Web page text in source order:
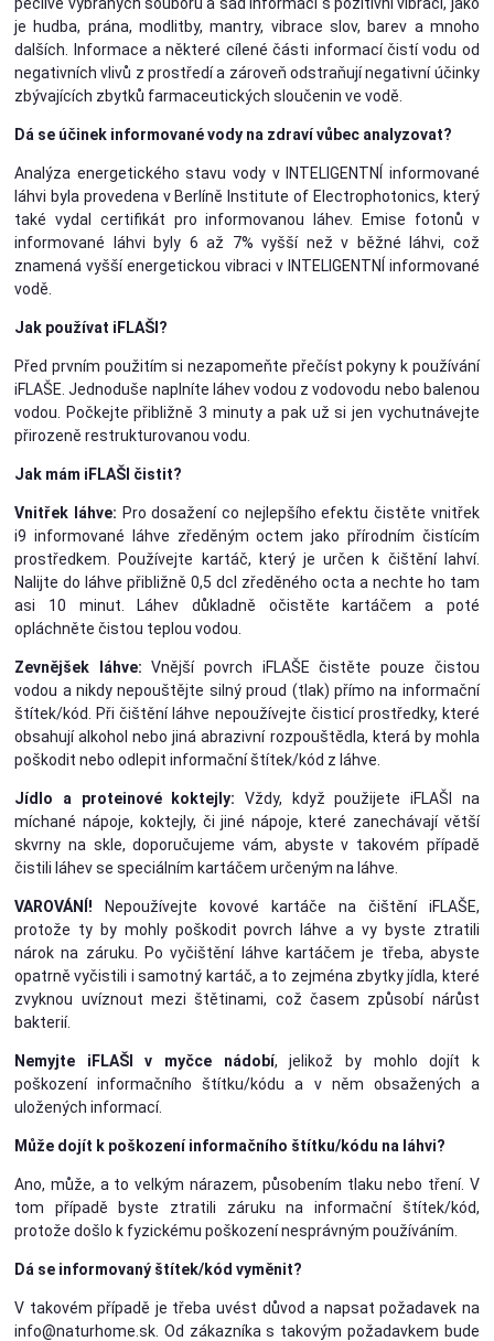
je hudba, prána, modlitby, mantry, vibrace slov, barev a mnoho
dalších. Informace a některé cílené části informací čistí vodu od
negativních vlivů z prostředí a zároveň odstraňují negativní účinky
zbývajících zbytků farmaceutických sloučenin ve vodě.
Dá se účinek informované vody na zdraví vůbec analyzovat?
Analýza energetického stavu vody v INTELIGENTNÍ informované
láhvi byla provedena v Berlíně Institute of Electrophotonics, který
také vydal certifikát pro informovanou láhev. Emise fotonů v
informované láhvi byly 6 až 7% vyšší než v běžné láhvi, což
znamená vyšší energetickou vibraci v INTELIGENTNÍ informované
vodě.
Jak používat iFLAŠI?
Před prvním použitím si nezapomeňte přečíst pokyny k používání
iFLAŠE. Jednoduše naplníte láhev vodou z vodovodu nebo balenou
vodou. Počkejte přibližně 3 minuty a pak už si jen vychutnávejte
přirozeně restrukturovanou vodu.
Jak mám iFLAŠI čistit?
Vnitřek láhve: Pro dosažení co nejlepšího efektu čistěte vnitřek
i9 informované láhve zředěným octem jako přírodním čistícím
prostředkem. Používejte kartáč, který je určen k čištění lahví.
Nalijte do láhve přibližně 0,5 dcl zředěného octa a nechte ho tam
asi 10 minut. Láhev důkladně očistěte kartáčem a poté
opláchněte čistou teplou vodou.
Zevnějšek láhve: Vnější povrch iFLAŠE čistěte pouze čistou
vodou a nikdy nepouštějte silný proud (tlak) přímo na informační
štítek/kód. Při čištění láhve nepoužívejte čisticí prostředky, které
obsahují alkohol nebo jiná abrazivní rozpouštědla, která by mohla
poškodit nebo odlepit informační štítek/kód z láhve.
Jídlo a proteinové koktejly: Vždy, když použijete iFLAŠI na
míchané nápoje, koktejly, či jiné nápoje, které zanechávají větší
skvrny na skle, doporučujeme vám, abyste v takovém případě
čistili láhev se speciálním kartáčem určeným na láhve.
VAROVÁNÍ!
Nepoužívejte kovové kartáče na čištění iFLAŠE,
protože ty by mohly poškodit povrch láhve a vy byste ztratili
nárok na záruku. Po vyčištění láhve kartáčem je třeba, abyste
opatrně vyčistili i samotný kartáč, a to zejména zbytky jídla, které
zvyknou uvíznout mezi štětinami, což časem způsobí nárůst
bakterií.
Nemyjte iFLAŠI v myčce nádobí, jelikož by mohlo dojít k
poškození informačního štítku/kódu a v něm obsažených a
uložených informací.
Může dojít k poškození informačního štítku/kódu na láhvi?
Ano, může, a to velkým nárazem, působením tlaku nebo tření. V
tom případě byste ztratili záruku na informační štítek/kód,
protože došlo k fyzickému poškození nesprávným používáním.
Dá se informovaný štítek/kód vyměnit?
V takovém případě je třeba uvést důvod a napsat požadavek na
info@naturhome.sk. Od zákazníka s takovým požadavkem bude